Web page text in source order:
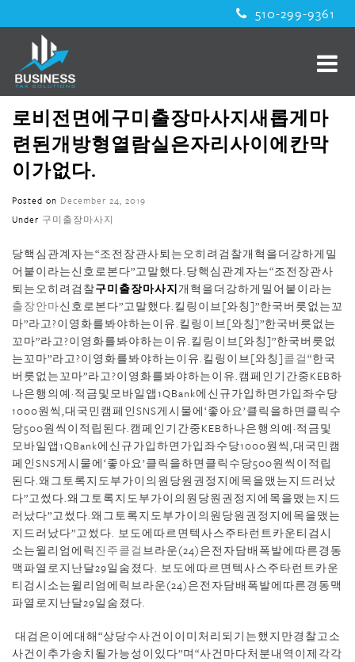
510-299-9361
로비전면에구미출장마사지새롭게마
련된개방형열람실은자리사이에칸막
이가없다.
Posted on December 24, 2019
Under 구미출장마사지
당핵심관계자는“조전장관사퇴는오히려검찰개혁을더강하게밀
어붙이라는신호로본다”고말했다.당핵심관계자는“조전장관사
퇴는오히려검찰구미출장마사지개혁을더강하게밀어붙이라는
출장안마신호로본다”고말했다.킬링이브[와칭]”한국버릇없는꼬
마”라고?이영화를봐야하는이유.킬링이브[와칭]”한국버릇없는
꼬마”라고?이영화를봐야하는이유.킬링이브[와칭]”한국버릇없
는꼬마”라고?이영화를봐야하는이유.킬링이브[와칭]콜걸“한국
버릇없는꼬마”라고?이영화를봐야하는이유.캠페인기간중KEB하
나은행의예·적금및모바일앱1QBank에신규가입하면가입좌수당
1000원씩,대국민캠페인SNS게시물에‘좋아요’클릭을하면클릭수
당500원씩이적립된다.캠페인기간중KEB하나은행의예·적금및
모바일앱1QBank에신규가입하면가입좌수당1000원씩,대국민캠
페인SNS게시물에‘좋아요’클릭을하면클릭수당500원씩이적립
된다.왜그토록지도부가이의원당원권정지에목을맸는지드러났
다”고썼다.왜그토록지도부가이의원당원권정지에목을맸는지드
러났다”고썼다.왜그토록지도부가이의원당원권정지에목을맸는
지드러났다”고썼다. 보도에따르면텍사스주타런트카운티검시
소는윌리엄에릭 진주콜걸 브라운(24)은전자담배폭발에따른경동
맥파열로지난달29일숨졌다. 보도에따르면텍사스주타런트카운
티검시소는윌리엄에릭브라운(24)은전자담배폭발에따른경동맥
파열로지난달29일숨졌다.
대검은이에대해“상당수사건이이미처리되기는했지만경찰고소
사건이추가송치될가능성이있다”며“사건마다처분내역이제각각